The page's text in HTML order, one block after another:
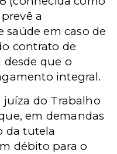
a
em caso de
contrato de
que o
integral.
juíza do Trabalho
em demandas
da tutela
débito para o